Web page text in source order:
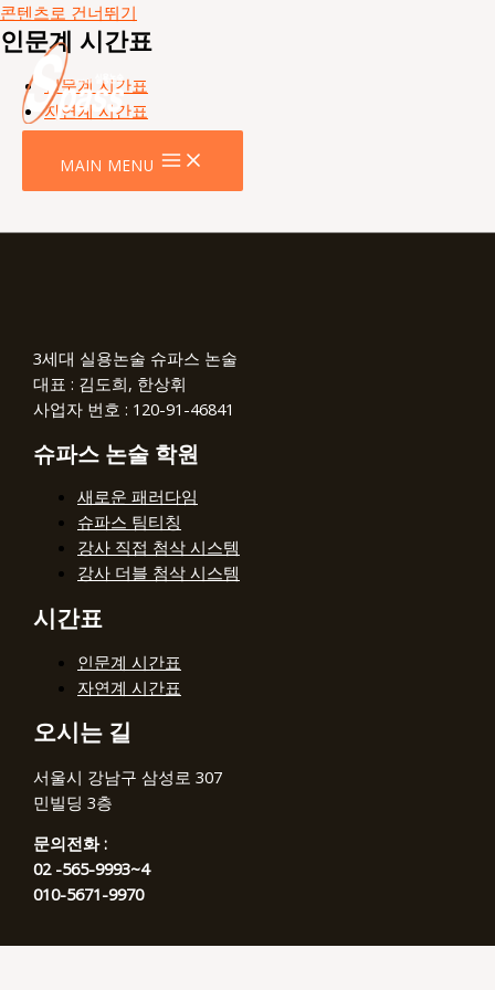
콘텐츠로 건너뛰기
MAIN MENU
인문계 시간표
인문계 시간표
자연계 시간표
자연계 시간표
3세대 실용논술 슈파스 논술
대표 : 김도희, 한상휘
사업자 번호 : 120-91-46841
슈파스 논술 학원
새로운 패러다임
슈파스 팀티칭
강사 직접 첨삭 시스템
강사 더블 첨삭 시스템
시간표
인문계 시간표
자연계 시간표
오시는 길
서울시 강남구 삼성로 307
민빌딩 3층
문의전화 :
02 -565-9993~4
010-5671-9970